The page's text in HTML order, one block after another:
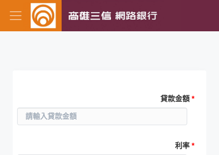
貸款金額*
利率*